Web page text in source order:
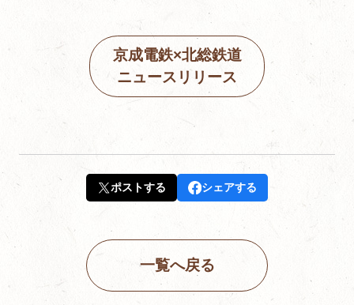
京成電鉄×北総鉄道
ニュースリリース
ポストする シェアする
一覧へ戻る